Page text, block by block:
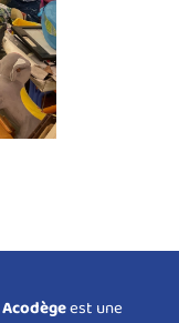
Acodègeest une